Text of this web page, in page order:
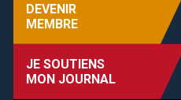
DEVENIR
MEMBRE
JE SOUTIENS
MON JOURNAL